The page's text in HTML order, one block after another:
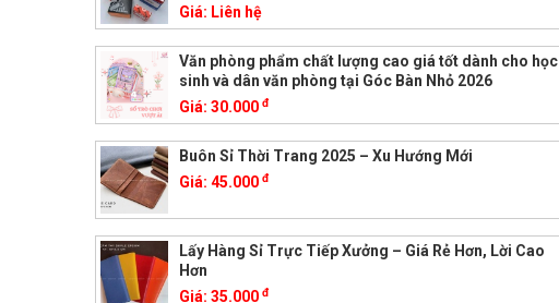
Giá: Liên hệ
Văn phòng phẩm chất lượng cao giá tốt dành cho học
sinh và dân văn phòng tại Góc Bàn Nhỏ 2026
Giá: 30.000 đ
Buôn Sỉ Thời Trang 2025 – Xu Hướng Mới
Giá: 45.000 đ
Lấy Hàng Sỉ Trực Tiếp Xưởng – Giá Rẻ Hơn, Lời Cao
Hơn
Giá: 35.000 đ